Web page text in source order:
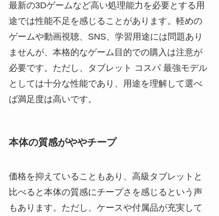
最新の3Dゲームなど高い処理能力を必要とする用
途では性能不足を感じることがあります。軽めの
ゲームや動画視聴、SNS、学習用途には問題あり
ませんが、本格的なゲーム目的での購入は注意が
必要です。ただし、タブレット コスパ 最強モデル
としては十分な性能であり、用途を理解して選べ
ば満足度は高いです。
本体の質感がややチープ
価格を抑えていることもあり、高級タブレットと
比べると本体の質感にチープさを感じるという声
もあります。ただし、ケースや付属品が充実して